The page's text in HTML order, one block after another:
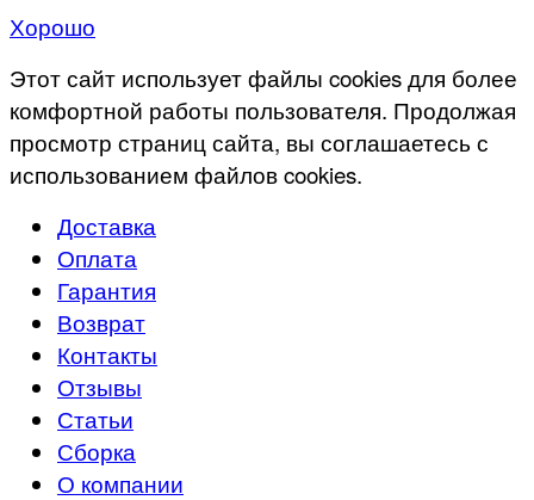
Хорошо
Этот сайт использует файлы cookies для более
комфортной работы пользователя. Продолжая
просмотр страниц сайта, вы соглашаетесь с
использованием файлов cookies.
Доставка
Оплата
Гарантия
Возврат
Контакты
Отзывы
Статьи
Сборка
О компании